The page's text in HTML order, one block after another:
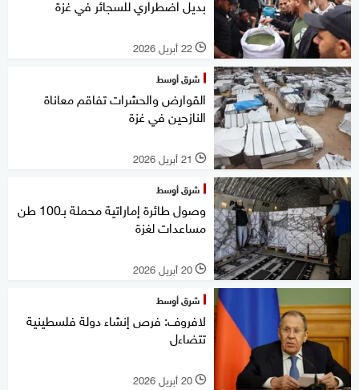
بديل اضطراري للسجائر في غزة
l 22 أبريل 2026
شرق أوسط
القوارض والحشرات تفاقم معاناة
النازحين في غزة
l 21 أبريل 2026
شرق أوسط
وصول طائرة إماراتية محملة بـ100 طن
مساعدات لغزة
l 20 أبريل 2026
شرق أوسط
لافروف: فرص إنشاء دولة فلسطينية
تتضاءل
l 20 أبريل 2026